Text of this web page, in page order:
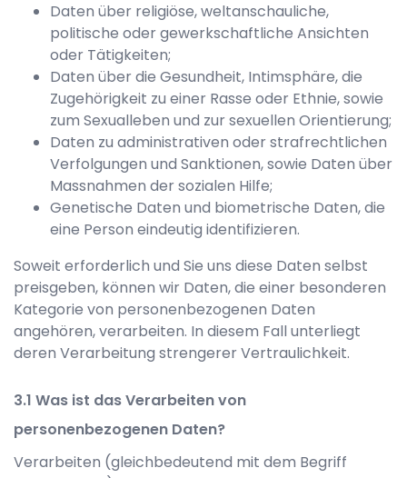
Daten über religiöse, weltanschauliche,
politische oder gewerkschaftliche Ansichten
oder Tätigkeiten;
Daten über die Gesundheit, Intimsphäre, die
Zugehörigkeit zu einer Rasse oder Ethnie, sowie
zum Sexualleben und zur sexuellen Orientierung;
Daten zu administrativen oder strafrechtlichen
Verfolgungen und Sanktionen, sowie Daten über
Massnahmen der sozialen Hilfe;
Genetische Daten und biometrische Daten, die
eine Person eindeutig identifizieren.
Soweit erforderlich und Sie uns diese Daten selbst
preisgeben, können wir Daten, die einer besonderen
Kategorie von personenbezogenen Daten
angehören, verarbeiten. In diesem Fall unterliegt
deren Verarbeitung strengerer Vertraulichkeit.
Was ist das Verarbeiten von
personenbezogenen Daten?
Verarbeiten (gleichbedeutend mit dem Begriff